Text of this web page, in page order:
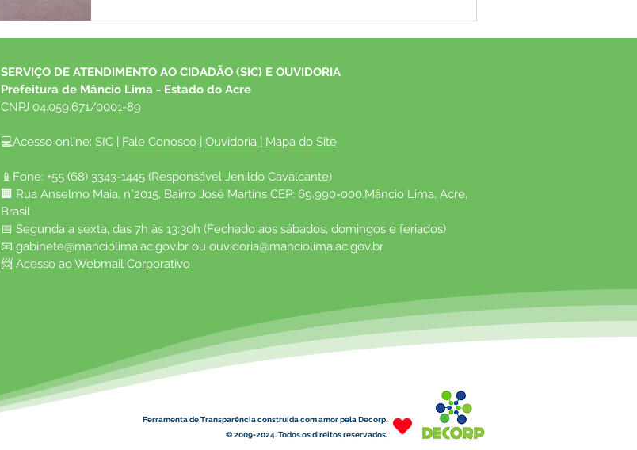
SERVIÇO DE ATENDIMENTO AO CIDADÃO (SIC) E OUVIDORIA
Prefeitura de Mâncio Lima - Estado do Acre
CNPJ 04.059.671/0001-89
💻Acesso online: SIC | Fale Conosco | Ouvidoria | Mapa do Site
📱Fone: +55 (68) 3343-1445 (Responsável Jenildo Cavalcante)
🏢 Rua Anselmo Maia, n°2015, Bairro José Martins CEP: 69.990-000.Mâncio Lima, Acre,
Brasil
📅 Segunda a sexta, das 7h às 13:30h (Fechado aos sábados, domingos e feriados)
📧 gabinete@manciolima.ac.gov.br ou ouvidoria@manciolima.ac.gov.br
📨 Acesso ao Webmail Corporativo
Ferramenta de Transparência construída com amor pela Decorp.
© 2009-2024. Todos os direitos reservados.